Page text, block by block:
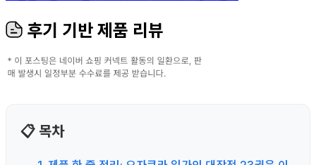
후기 기반 제품 리뷰
📋 목차